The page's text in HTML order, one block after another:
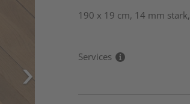
190 x 19 cm, 14 mm
Services